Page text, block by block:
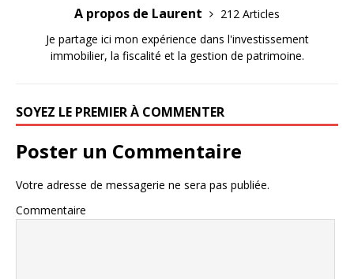
A propos de Laurent
212 Articles
Je partage ici mon expérience dans l'investissement
immobilier, la fiscalité et la gestion de patrimoine.
SOYEZ LE PREMIER À COMMENTER
Poster un Commentaire
Votre adresse de messagerie ne sera pas publiée.
Commentaire